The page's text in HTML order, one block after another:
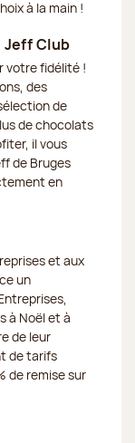
à la main !
Jeff Club
votre fidélité !
des
de
de chocolats
il vous
de Bruges
en
et aux
un
à Noël et à
de leur
de tarifs
de remise sur